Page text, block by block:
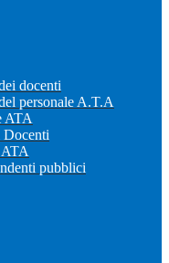
docenti
personale A.T.A
ATA
Docenti
pubblici